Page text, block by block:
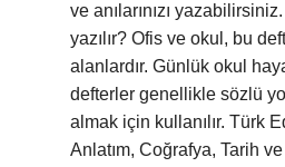
ve anılarınızı
yazılır? Ofis ve okul, bu
alanlardır. Günlük okul
defterler genellikle sözlü
almak için kullanılır. Türk
Anlatım, Coğrafya, Tarih